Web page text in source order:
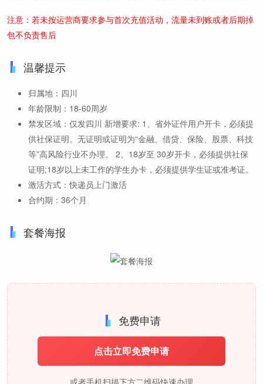
注意：若未按运营商要求参与首次充值活动，流量未到账或者后期掉
包不负责售后
温馨提示
归属地：四川
年龄限制：18-60周岁
禁发区域：仅发四川 新增要求: 1、省外证件用户开卡，必须提
供社保证明。无证明或证明为“金融、借贷、保险、股票、科技
等”高风险行业不办理。 2、18岁至 30岁开卡，必须提供社保
证明;18岁以上未工作的学生办卡，必须提供学生证或准考证。
激活方式：快递员上门激活
合约期：36个月
套餐海报
免费申请
点击立即免费申请
或者手机扫描下方二维码快速办理